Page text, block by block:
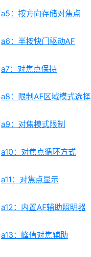
a5：按方向存储对焦点
a6：半按快门驱动AF
a7：对焦点保持
a8：限制AF区域模式选择
a9：对焦模式限制
a10：对焦点循环方式
a11：对焦点显示
a12：内置AF辅助照明器
a13：峰值对焦辅助